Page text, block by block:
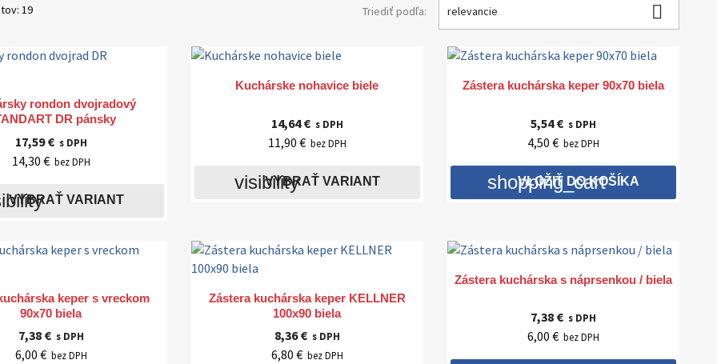
19 Triediť podľa: relevancie 
 Rýchly náhľad
rondon dvojradový
DR pánsky
17,59 € s DPH
14,30 € bez DPH
VYBRAŤ VARIANT
 Rýchly náhľad
Kuchárske nohavice biele
14,64 € s DPH
11,90 € bez DPH
visibility
VYBRAŤ VARIANT
 Rýchly náhľad
Zástera kuchárska keper 90x70 biela
5,54 € s DPH
4,50 € bez DPH
shopping_cart
VLOŽIŤ DO KOŠÍKA
 Rýchly náhľad
keper s vreckom
90x70 biela
7,38 € s DPH
6,00 € bez DPH
 Rýchly náhľad
Zástera kuchárska keper KELLNER
100x90 biela
8,36 € s DPH
6,80 € bez DPH
 Rýchly náhľad
Zástera kuchárska s náprsenkou / biela
7,38 € s DPH
6,00 € bez DPH